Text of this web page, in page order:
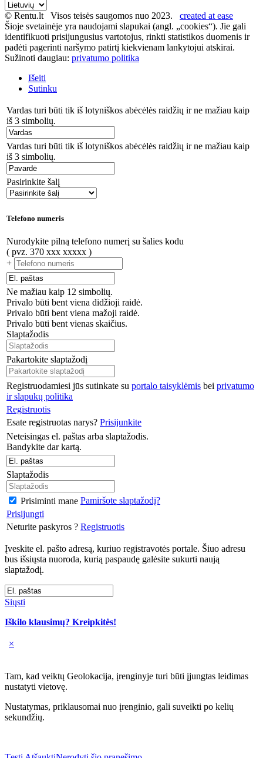
© Rentu.lt Visos teisės saugomos nuo 2023. created at ease
Šioje svetainėje yra naudojami slapukai (angl. „cookies“). Jie gali
identifikuoti prisijungusius vartotojus, rinkti statistikos duomenis ir
padėti pagerinti naršymo patirtį kiekvienam lankytojui atskirai.
Sužinoti daugiau: privatumo politika
Išeiti
Sutinku
Vardas turi būti tik iš lotyniškos abėcėlės raidžių ir ne mažiau kaip
iš 3 simbolių.
Vardas turi būti tik iš lotyniškos abėcėlės raidžių ir ne mažiau kaip
iš 3 simbolių.
Pasirinkite šalį
Telefono numeris
Nurodykite pilną telefono numerį su šalies kodu
( pvz. 370 xxx xxxxx )
+
Ne mažiau kaip 12 simbolių.
Privalo būti bent viena didžioji raidė.
Privalo būti bent viena mažoji raidė.
Privalo būti bent vienas skaičius.
Slaptažodis
Pakartokite slaptažodį
Registruodamiesi jūs sutinkate su portalo taisyklėmis bei privatumo
ir slapukų politika
Registruotis
Esate registruotas narys? Prisijunkite
Neteisingas el. paštas arba slaptažodis.
Bandykite dar kartą.
Slaptažodis
Prisiminti mane Pamiršote slaptažodį?
Prisijungti
Neturite paskyros ? Registruotis
Įveskite el. pašto adresą, kuriuo registravotės portale. Šiuo adresu
bus išsiųsta nuoroda, kurią paspaudę galėsite sukurti naują
slaptažodį.
Siųsti
Iškilo klausimų? Kreipkitės!
×
Tam, kad veiktų Geolokacija, įrenginyje turi būti įjungtas leidimas
nustatyti vietovę.
Nustatymas, priklausomai nuo įrenginio, gali suveikti po kelių
sekundžių.